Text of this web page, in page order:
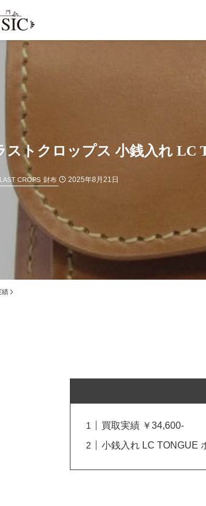
ストクロップス 小銭入れ LC
LAST CROPS 財布 2025年8月21日
績
買取実績 ￥34,600-
小銭入れ LC TONGUE